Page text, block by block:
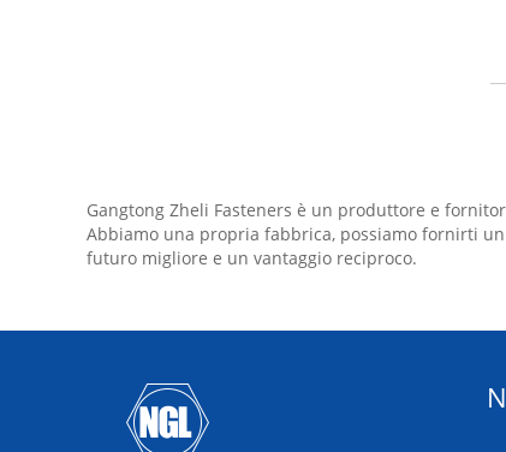
Gangtong Zheli Fasteners è un produttore e
Abbiamo una propria fabbrica, possiamo fornirti
futuro migliore e un vantaggio reciproco.